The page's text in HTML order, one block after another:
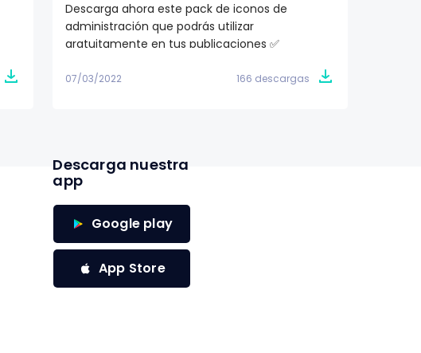
Descarga ahora este pack de iconos de
administración que podrás utilizar
gratuitamente en tus publicaciones ✅
07/03/2022 166 descargas
Descarga nuestra
app
Google play
App Store